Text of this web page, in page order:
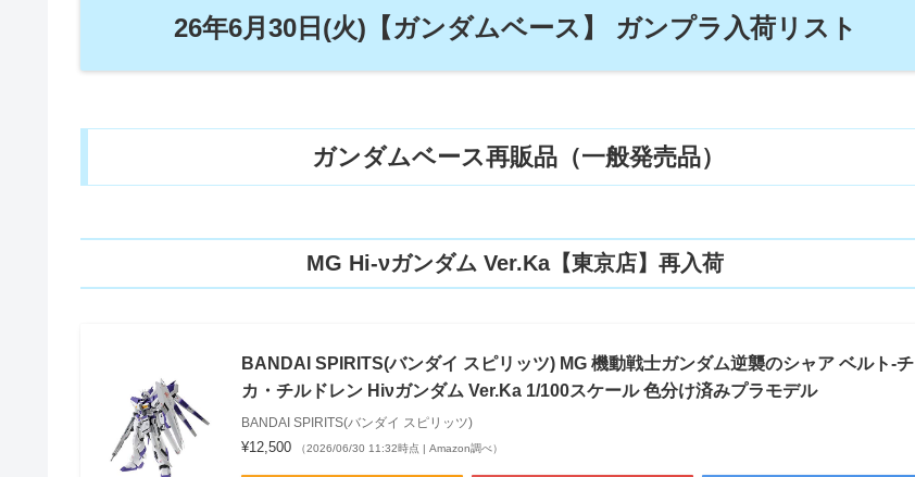
26年6月30日(火)【ガンダムベース】 ガンプラ入荷リスト
ガンダムベース再販品（一般発売品）
MG Hi-νガンダム Ver.Ka【東京店】再入荷
BANDAI SPIRITS(バンダイ スピリッツ) MG 機動戦士ガンダム逆襲のシャア ベルト-チ
カ・チルドレン Hiνガンダム Ver.Ka 1/100スケール 色分け済みプラモデル
BANDAI SPIRITS(バンダイ スピリッツ)
¥12,500 （2026/06/30 11:32時点 | Amazon調べ）